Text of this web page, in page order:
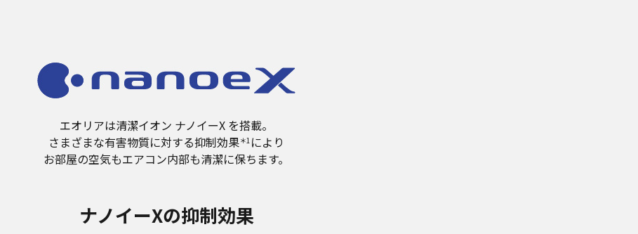
エオリアは清潔イオン ナノイーX を搭載。
さまざまな有害物質に対する抑制効果＊1 により
お部屋の空気もエアコン内部も清潔に保ちます。
ナノイーXの抑制効果